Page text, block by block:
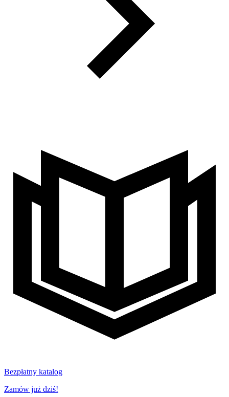
Bezpłatny katalog
Zamów już dziś!